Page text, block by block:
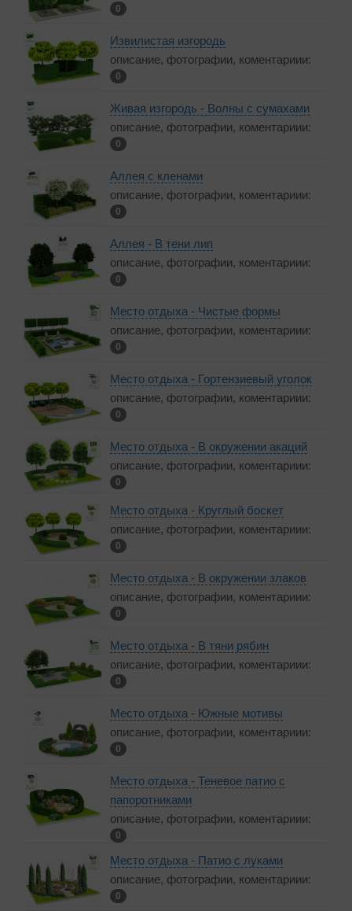
0
Извилистая изгородь
описание, фотографии, коментариии:
0
Живая изгородь - Волны с сумахами
описание, фотографии, коментариии:
0
Аллея с кленами
описание, фотографии, коментариии:
0
Аллея - В тени лип
описание, фотографии, коментариии:
0
Место отдыха - Чистые формы
описание, фотографии, коментариии:
0
Место отдыха - Гортензиевый уголок
описание, фотографии, коментариии:
0
Место отдыха - В окружении акаций
описание, фотографии, коментариии:
0
Место отдыха - Круглый боскет
описание, фотографии, коментариии:
0
Место отдыха - В окружении злаков
описание, фотографии, коментариии:
0
Место отдыха - В тяни рябин
описание, фотографии, коментариии:
0
Место отдыха - Южные мотивы
описание, фотографии, коментариии:
0
Место отдыха - Теневое патио с
папоротниками
описание, фотографии, коментариии:
0
Место отдыха - Патио с луками
описание, фотографии, коментариии:
0